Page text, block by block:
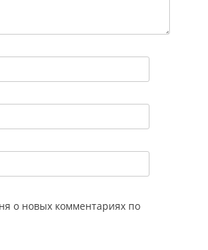
о новых комментариях по